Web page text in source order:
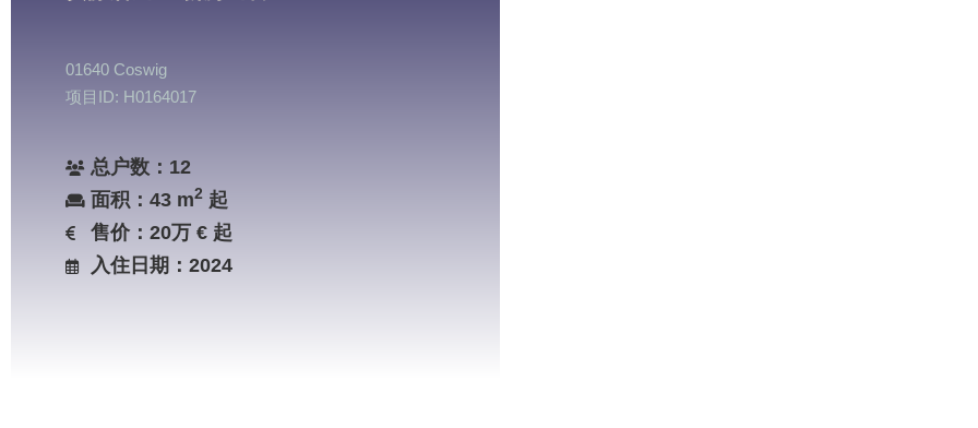
01640 Coswig
项目ID: H0164017
总户数：12
面积：43 m2起
售价：20万 € 起
入住日期：2024